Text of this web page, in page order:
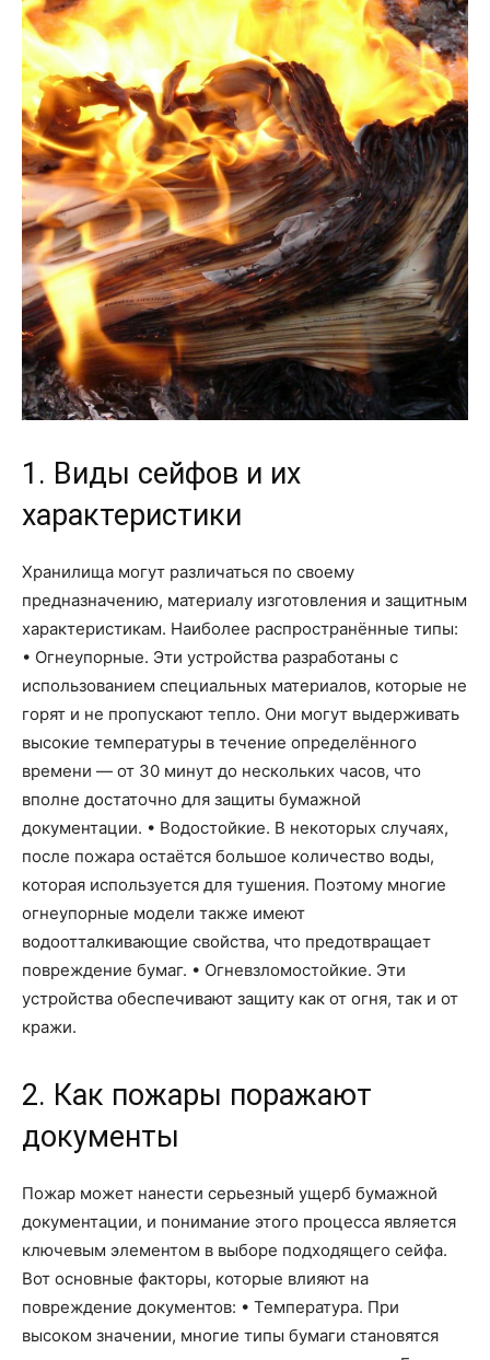
1. Виды сейфов и их
характеристики
Хранилища могут различаться по своему
предназначению, материалу изготовления и защитным
характеристикам. Наиболее распространённые типы:
• Огнеупорные. Эти устройства разработаны с
использованием специальных материалов, которые не
горят и не пропускают тепло. Они могут выдерживать
высокие температуры в течение определённого
времени — от 30 минут до нескольких часов, что
вполне достаточно для защиты бумажной
документации. • Водостойкие. В некоторых случаях,
после пожара остаётся большое количество воды,
которая используется для тушения. Поэтому многие
огнеупорные модели также имеют
водоотталкивающие свойства, что предотвращает
повреждение бумаг. • Огневзломостойкие. Эти
устройства обеспечивают защиту как от огня, так и от
кражи.
2. Как пожары поражают
документы
Пожар может нанести серьезный ущерб бумажной
документации, и понимание этого процесса является
ключевым элементом в выборе подходящего сейфа.
Вот основные факторы, которые влияют на
повреждение документов: • Температура. При
высоком значении, многие типы бумаги становятся